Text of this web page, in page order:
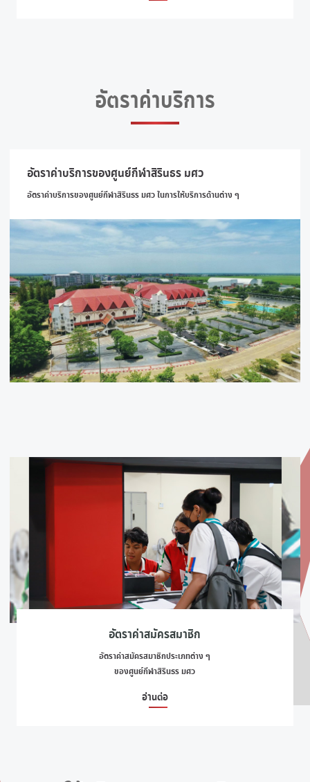
อัตราค่าบริการ
อัตราค่าบริการของศูนย์กีฬาสิรินธร มศว
อัตราค่าบริการของศูนย์กีฬาสิรินธร มศว ในการให้บริการด้านต่าง ๆ
อัตราค่าสมัครสมาชิก
อัตราค่าสมัครสมาชิกประเภทต่าง ๆ
ของศูนย์กีฬาสิรินธร มศว
อ่านต่อ